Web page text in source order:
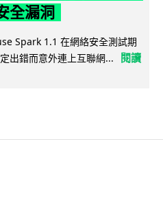
全漏洞
Spark 1.1 在網絡安全測試期
出錯而意外連上互聯網...
閱讀